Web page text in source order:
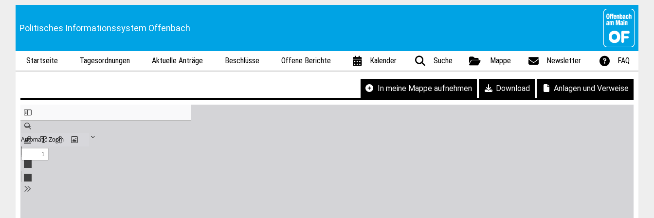
Politisches Informationssystem Offenbach
Startseite Tagesordnungen Aktuelle Anträge Beschlüsse Offene Berichte Kalender Suche Mappe Newsletter FAQ
In meine Mappe aufnehmen Download Anlagen und Verweise